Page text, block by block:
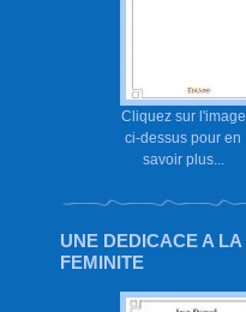
Cliquez sur l'image
ci-dessus pour en
savoir plus...
UNE DEDICACE A LA
FEMINITE